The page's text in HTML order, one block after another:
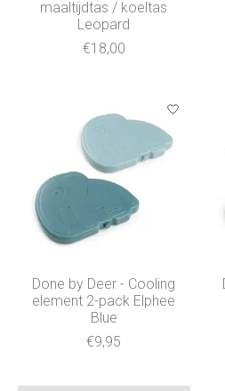
maaltijdtas / koeltas
Leopard
€18,00
Done by Deer - Cooling
element 2-pack Elphee
Blue
€9,95